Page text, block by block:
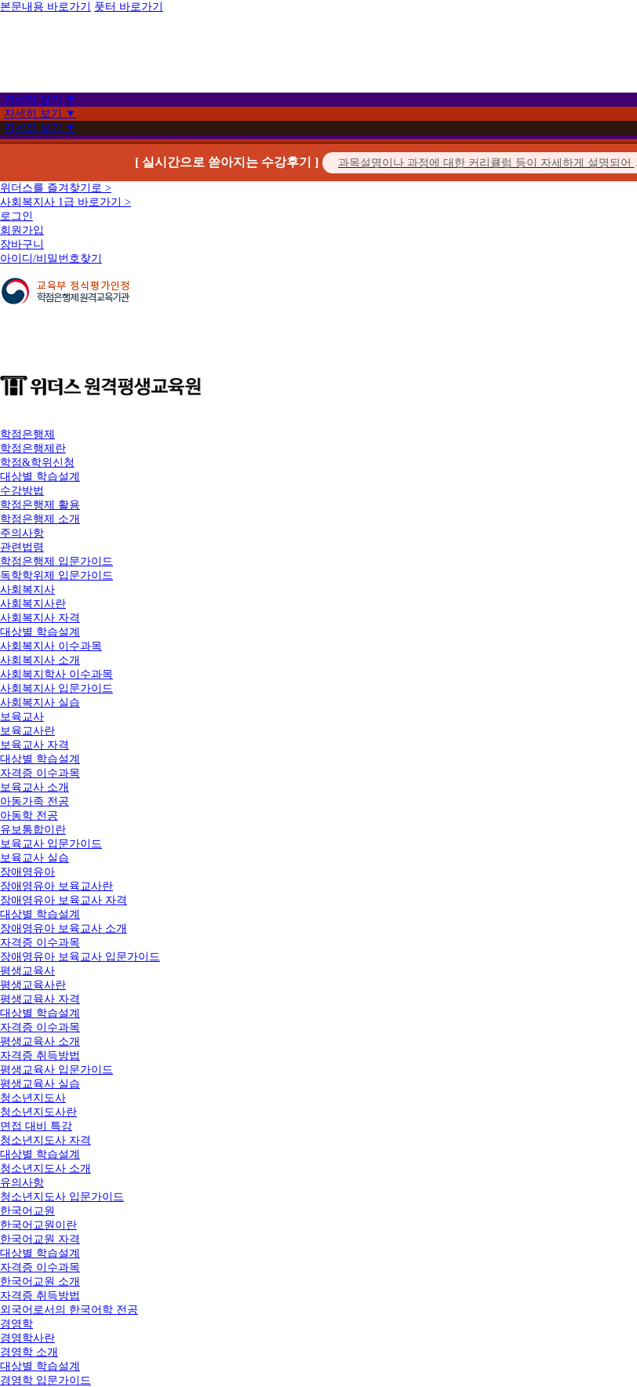
본문내용 바로가기 풋터 바로가기
자세히 보기 ▼
자세히 보기 ▼
자세히 보기 ▼
[ 실시간으로 쏟아지는 수강후기 ]
위더스를 즐겨찾기로 >
사회복지사 1급 바로가기 >
로그인
회원가입
장바구니
아이디/비밀번호찾기
학점은행제
학점은행제란
학점&학위신청
대상별 학습설계
수강방법
학점은행제 활용
학점은행제 소개
주의사항
관련법령
학점은행제 입문가이드
독학학위제 입문가이드
사회복지사
사회복지사란
사회복지사 자격
대상별 학습설계
사회복지사 이수과목
사회복지사 소개
사회복지학사 이수과목
사회복지사 입문가이드
사회복지사 실습
보육교사
보육교사란
보육교사 자격
대상별 학습설계
자격증 이수과목
보육교사 소개
아동가족 전공
아동학 전공
유보통합이란
보육교사 입문가이드
보육교사 실습
장애영유아
장애영유아 보육교사란
장애영유아 보육교사 자격
대상별 학습설계
장애영유아 보육교사 소개
자격증 이수과목
장애영유아 보육교사 입문가이드
평생교육사
평생교육사란
평생교육사 자격
대상별 학습설계
자격증 이수과목
평생교육사 소개
자격증 취득방법
평생교육사 입문가이드
평생교육사 실습
청소년지도사
청소년지도사란
면접 대비 특강
청소년지도사 자격
대상별 학습설계
청소년지도사 소개
유의사항
청소년지도사 입문가이드
한국어교원
한국어교원이란
한국어교원 자격
대상별 학습설계
자격증 이수과목
한국어교원 소개
자격증 취득방법
외국어로서의 한국어학 전공
경영학
경영학사란
경영학 소개
대상별 학습설계
경영학 입문가이드